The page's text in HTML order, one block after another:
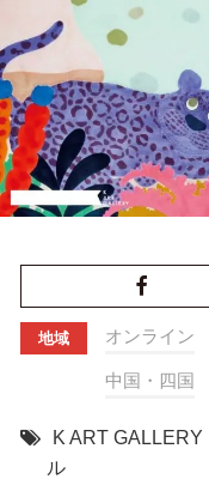
地域 オンライン
中国・四国
K ART GALLERY
ル